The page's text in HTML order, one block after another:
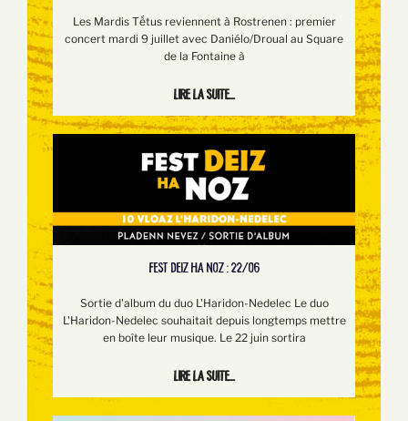
Les Mardis Tếtus reviennent à Rostrenen : premier
concert mardi 9 juillet avec Daniélo/Droual au Square
de la Fontaine à
Lire la suite...
FEST DEIZ HA NOZ : 22/06
Sortie d'album du duo L'Haridon-Nedelec Le duo
L'Haridon-Nedelec souhaitait depuis longtemps mettre
en boîte leur musique. Le 22 juin sortira
Lire la suite...